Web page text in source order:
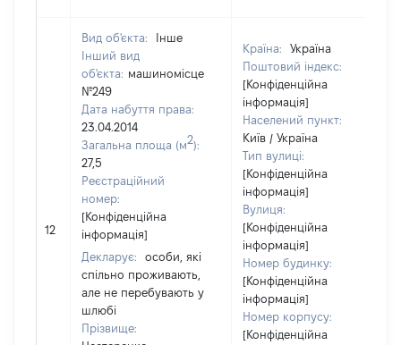
12
Вид об'єкта:
Інше
Інший вид
об'єкта: машиномісце
№249
Дата набуття права:
23.04.2014
Загальна площа (м2):
27,5
Реєстраційний
номер:
[Конфіденційна
інформація]
Декларує:
особи, які
спільно проживають,
але не перебувають у
шлюбі
Прізвище:
Країна:
Україна
Поштовий індекс:
[Конфіденційна
інформація]
Населений пункт:
Київ / Україна
Тип вулиці:
[Конфіденційна
інформація]
Вулиця:
[Конфіденційна
інформація]
Номер будинку:
[Конфіденційна
інформація]
Номер корпусу:
[Конфіденційна